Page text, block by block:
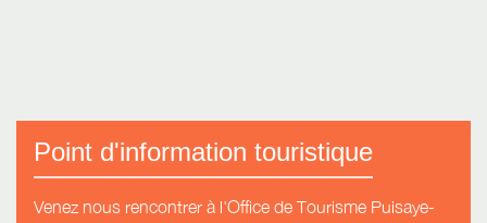
Point d'information touristique
Venez nous rencontrer à l'Office de Tourisme Puisaye-